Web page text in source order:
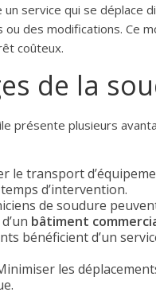
un service qui se déplace
des modifications. Ce
coûteux.
de la
présente plusieurs
le transport
d’intervention.
de soudure
d’un bâtiment
bénéficient d’un
les